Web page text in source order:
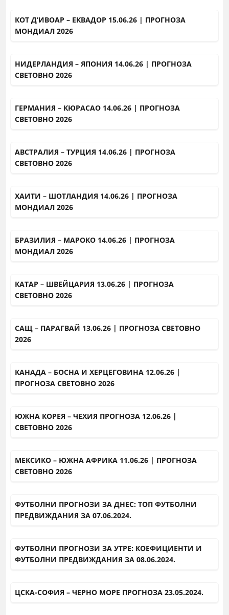
КОТ Д’ИВОАР – ЕКВАДОР 15.06.26 | ПРОГНОЗА
МОНДИАЛ 2026
НИДЕРЛАНДИЯ – ЯПОНИЯ 14.06.26 | ПРОГНОЗА
СВЕТОВНО 2026
ГЕРМАНИЯ – КЮРАСАО 14.06.26 | ПРОГНОЗА
СВЕТОВНО 2026
АВСТРАЛИЯ – ТУРЦИЯ 14.06.26 | ПРОГНОЗА
СВЕТОВНО 2026
ХАИТИ – ШОТЛАНДИЯ 14.06.26 | ПРОГНОЗА
МОНДИАЛ 2026
БРАЗИЛИЯ – МАРОКО 14.06.26 | ПРОГНОЗА
МОНДИАЛ 2026
КАТАР – ШВЕЙЦАРИЯ 13.06.26 | ПРОГНОЗА
СВЕТОВНО 2026
САЩ – ПАРАГВАЙ 13.06.26 | ПРОГНОЗА СВЕТОВНО
2026
КАНАДА – БОСНА И ХЕРЦЕГОВИНА 12.06.26 |
ПРОГНОЗА СВЕТОВНО 2026
ЮЖНА КОРЕЯ – ЧЕХИЯ ПРОГНОЗА 12.06.26 |
СВЕТОВНО 2026
МЕКСИКО – ЮЖНА АФРИКА 11.06.26 | ПРОГНОЗА
СВЕТОВНО 2026
ФУТБОЛНИ ПРОГНОЗИ ЗА ДНЕС: ТОП ФУТБОЛНИ
ПРЕДВИЖДАНИЯ ЗА 07.06.2024.
ФУТБОЛНИ ПРОГНОЗИ ЗА УТРЕ: КОЕФИЦИЕНТИ И
ФУТБОЛНИ ПРЕДВИЖДАНИЯ ЗА 08.06.2024.
ЦСКА-СОФИЯ – ЧЕРНО МОРЕ ПРОГНОЗА 23.05.2024.